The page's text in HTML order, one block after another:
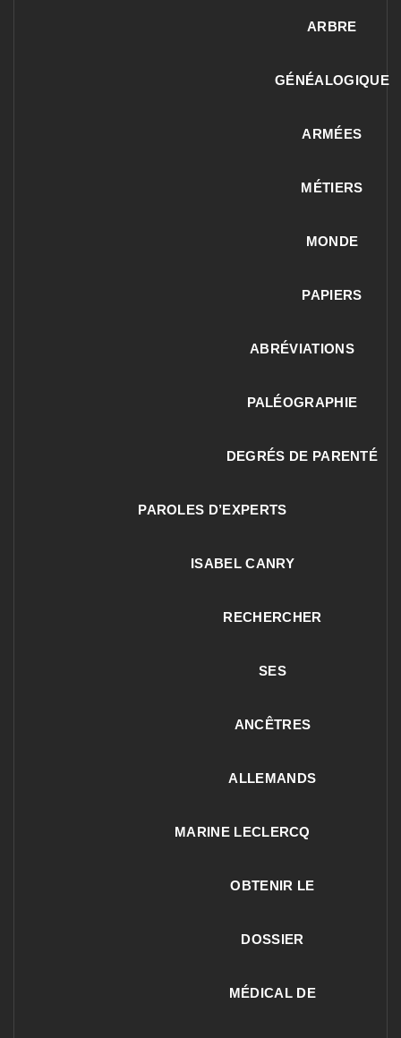
ARBRE
GÉNÉALOGIQUE
ARMÉES
MÉTIERS
MONDE
PAPIERS
ABRÉVIATIONS
PALÉOGRAPHIE
DEGRÉS DE PARENTÉ
PAROLES D’EXPERTS
ISABEL CANRY
RECHERCHER
SES
ANCÊTRES
ALLEMANDS
MARINE LECLERCQ
OBTENIR LE
DOSSIER
MÉDICAL DE